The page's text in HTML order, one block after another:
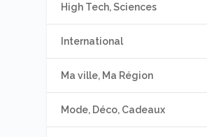
High Tech, Sciences
International
Ma ville, Ma Région
Mode, Déco, Cadeaux